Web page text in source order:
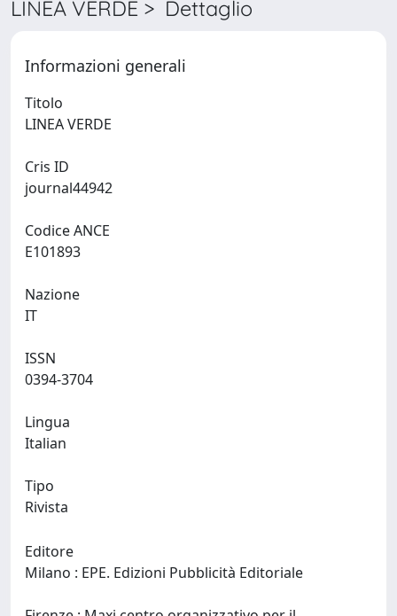
LINEA VERDE > Dettaglio
Informazioni generali
Titolo
Cris ID
Codice ANCE
Nazione
ISSN
Lingua
Tipo
Rivista
Editore
Milano : EPE. Edizioni Pubblicità Editoriale